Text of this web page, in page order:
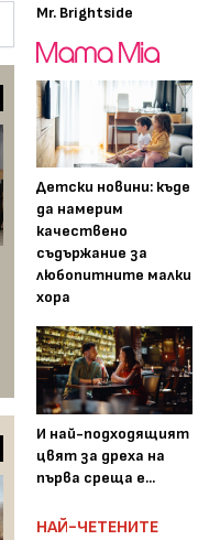
След инцидента в село
обвиняваме породата е
най-лесният, но и най-
грешният отговор
Mr. Brightside
Детски новини: къде
да намерим
качествено
съдържание за
любопитните малки
хора
И най-подходящият
цвят за дреха на
първа среща е...
НАЙ-ЧЕТЕНИТЕ